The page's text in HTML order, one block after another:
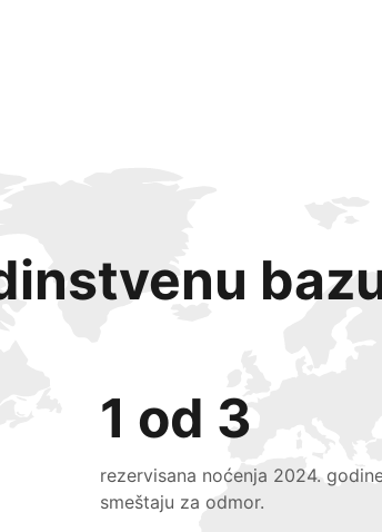
1 od 3
rezervisana noćenja 2024.
smeštaju za odmor.